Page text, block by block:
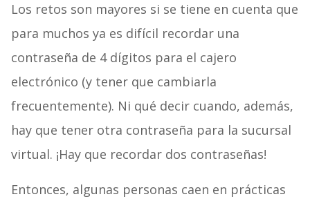
Los retos son mayores si se tiene en cuenta que
para muchos ya es difícil recordar una
contraseña de 4 dígitos para el cajero
electrónico (y tener que cambiarla
frecuentemente). Ni qué decir cuando, además,
hay que tener otra contraseña para la sucursal
virtual. ¡Hay que recordar dos contraseñas!
Entonces, algunas personas caen en prácticas